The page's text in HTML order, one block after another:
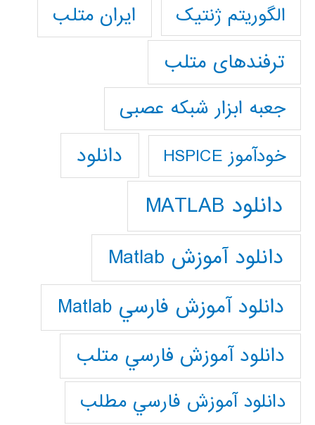
الگوریتم ژنتیک
ایران متلب
ترفندهای متلب
جعبه ابزار شبکه عصبی
خودآموز HSPICE دانلود
دانلود MATLAB
دانلود آموزش Matlab
دانلود آموزش فارسي Matlab
دانلود آموزش فارسي متلب
دانلود آموزش فارسي مطلب